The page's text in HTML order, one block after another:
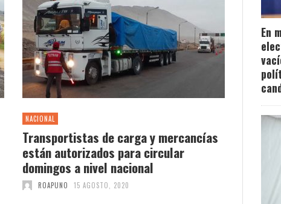
NACIONAL
Transportistas de carga y mercancías
están autorizados para circular
domingos a nivel nacional
ROAPUNO 15 AGOSTO, 2020
En